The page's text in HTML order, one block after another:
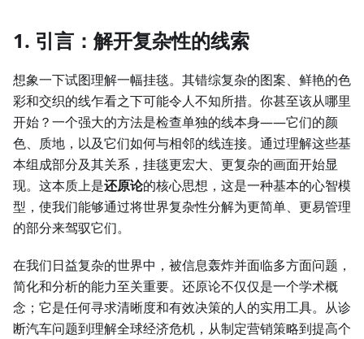
1. 引言：解开复杂性的线索
想象一下试图理解一幅挂毯。其错综复杂的图案、鲜艳的色
彩和交织的线乍看之下可能令人不知所措。你甚至该从哪里
开始？一个强大的方法是检查单独的线本身——它们的颜
色、质地，以及它们如何与相邻的线连接。通过理解这些基
本组成部分及其关系，挂毯更宏大、更复杂的画面开始显
现。这本质上是还原论的核心思想，这是一种基本的心智模
型，使我们能够通过将世界复杂性分解为更简单、更易管理
的部分来驾驭它们。
在我们日益复杂的世界中，被信息轰炸并面临多方面问题，
简化和分析的能力至关重要。还原论不仅仅是一个学术概
念；它是任何寻求清晰度和有效决策的人的实用工具。从诊
断汽车问题到理解全球经济危机，从制定营销策略到提高个